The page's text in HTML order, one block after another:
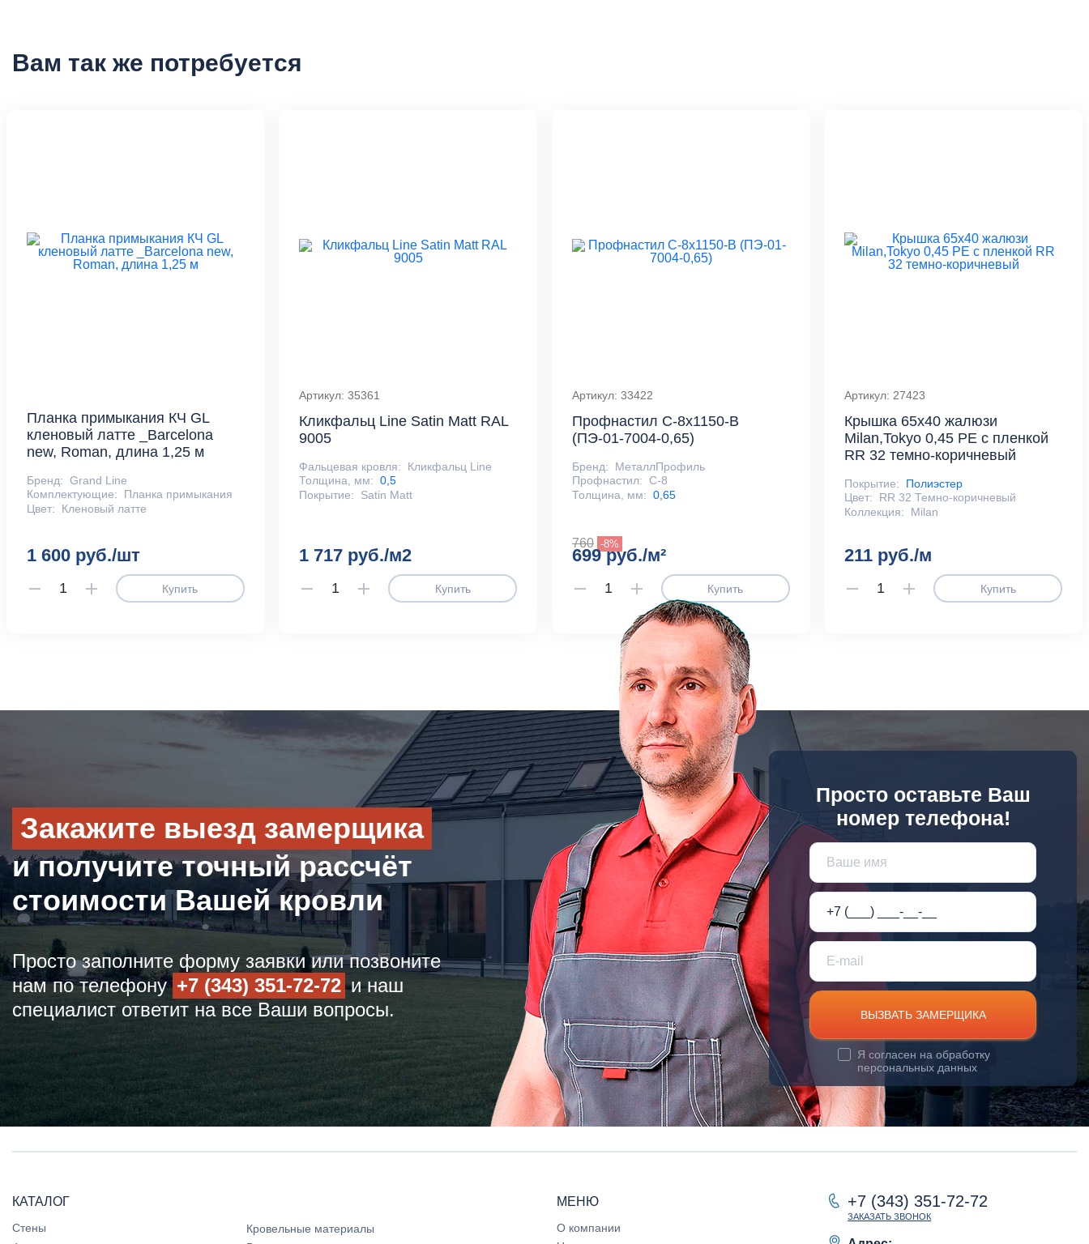
Вам так же потребуется
Планка примыкания КЧ GL
кленовый латте _Barcelona
new, Roman, длина 1,25 м
Бренд: Grand Line
Комплектующие:
Планка примыкания
Цвет:
Кленовый латте
1 600 руб./шт
Купить
Артикул: 35361
Кликфальц Line Satin Matt RAL
9005
Фальцевая кровля:
Кликфальц Line
Толщина, мм: 0,5
Покрытие:
Satin Matt
1 717 руб./м2
Купить
Артикул: 33422
Профнастил С-8x1150-B
(ПЭ-01-7004-0,65)
Бренд:
МеталлПрофиль
Профнастил: С-8
Толщина, мм: 0,65
760 -8%
699 руб./м²
Купить
Артикул: 27423
Крышка 65х40 жалюзи
Milan,Tokyo 0,45 PE с пленкой
RR 32 темно-коричневый
Покрытие:
Полиэстер
Цвет:
RR 32 Темно-коричневый
Коллекция:
Milan
211 руб./м
Купить
Закажите выезд замерщика
и получите точный рассчёт
стоимости Вашей кровли
Просто заполните форму заявки или позвоните
нам по телефону +7 (343) 351-72-72и наш
специалист ответит на все Ваши вопросы.
Просто оставьте Ваш
номер телефона!
ВЫЗВАТЬ ЗАМЕРЩИКА
Я согласен на обработку
персональных данных
КАТАЛОГ
Стены
Кровельные материалы
МЕНЮ
О компании
+7 (343) 351-72-72
ЗАКАЗАТЬ ЗВОНОК